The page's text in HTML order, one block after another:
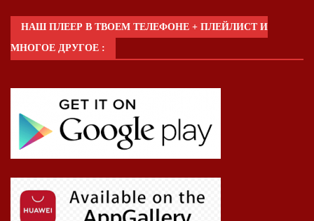
НАШ ПЛЕЕР В ТВОЕМ ТЕЛЕФОНЕ + ПЛЕЙЛИСТ И
МНОГОЕ ДРУГОЕ :